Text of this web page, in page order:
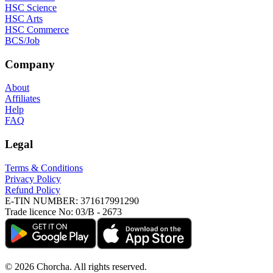
HSC Science
HSC Arts
HSC Commerce
BCS/Job
Company
About
Affiliates
Help
FAQ
Legal
Terms & Conditions
Privacy Policy
Refund Policy
E-TIN NUMBER: 371617991290
Trade licence No: 03/B - 2673
© 2026 Chorcha. All rights reserved.